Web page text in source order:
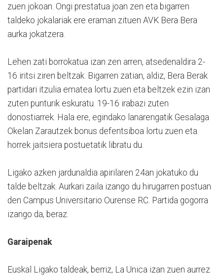
zuen jokoan. Ongi prestatua joan zen eta bigarren
taldeko jokalariak ere eraman zituen AVK Bera Bera
aurka jokatzera.
Lehen zati borrokatua izan zen arren, atsedenaldira 2-
16 iritsi ziren beltzak. Bigarren zatian, aldiz, Bera Berak
partidari itzulia ematea lortu zuen eta beltzek ezin izan
zuten punturik eskuratu. 19-16 irabazi zuten
donostiarrek. Hala ere, egindako lanarengatik Gesalaga
Okelan Zarautzek bonus defentsiboa lortu zuen eta
horrek jaitsiera postuetatik libratu du.
Ligako azken jardunaldia apirilaren 24an jokatuko du
talde beltzak. Aurkari zaila izango du hirugarren postuan
den Campus Universitario Ourense RC. Partida gogorra
izango da, beraz.
Garaipenak
Euskal Ligako taldeak, berriz, La Unica izan zuen aurrez